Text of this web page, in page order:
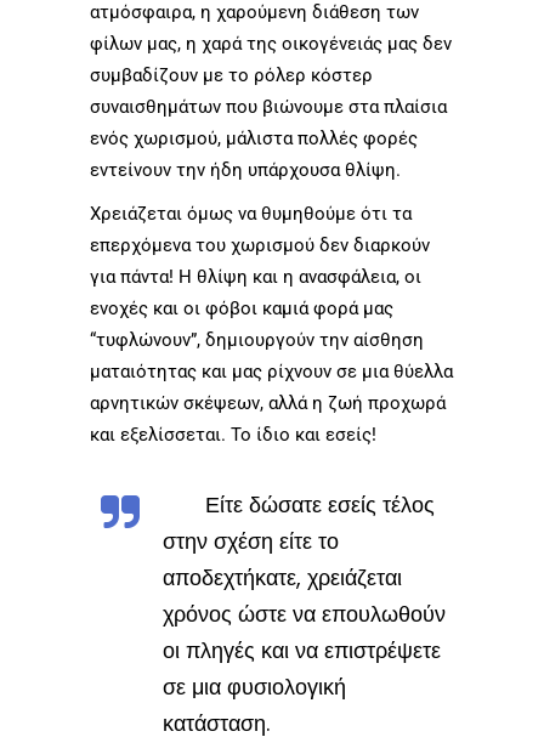
ατμόσφαιρα, η χαρούμενη διάθεση των
φίλων μας, η χαρά της οικογένειάς μας δεν
συμβαδίζουν με το ρόλερ κόστερ
συναισθημάτων που βιώνουμε στα πλαίσια
ενός χωρισμού, μάλιστα πολλές φορές
εντείνουν την ήδη υπάρχουσα θλίψη.
Χρειάζεται όμως να θυμηθούμε ότι τα
επερχόμενα του χωρισμού δεν διαρκούν
για πάντα! Η θλίψη και η ανασφάλεια, οι
ενοχές και οι φόβοι καμιά φορά μας
“τυφλώνουν”, δημιουργούν την αίσθηση
ματαιότητας και μας ρίχνουν σε μια θύελλα
αρνητικών σκέψεων, αλλά η ζωή προχωρά
και εξελίσσεται. Το ίδιο και εσείς!
Είτε δώσατε εσείς τέλος
στην σχέση είτε το
αποδεχτήκατε, χρειάζεται
χρόνος ώστε να επουλωθούν
οι πληγές και να επιστρέψετε
σε μια φυσιολογική
κατάσταση.